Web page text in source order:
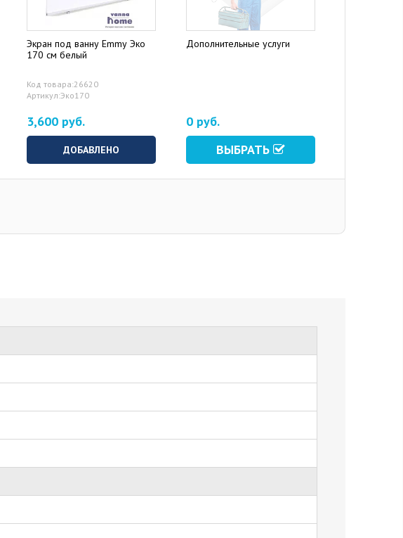
Экран под ванну Emmy Эко
170 см белый
Код товара:26620
Артикул:Эко170
3,600 руб.
ДОБАВЛЕНО
Дополнительные услуги
0 руб.
ВЫБРАТЬ